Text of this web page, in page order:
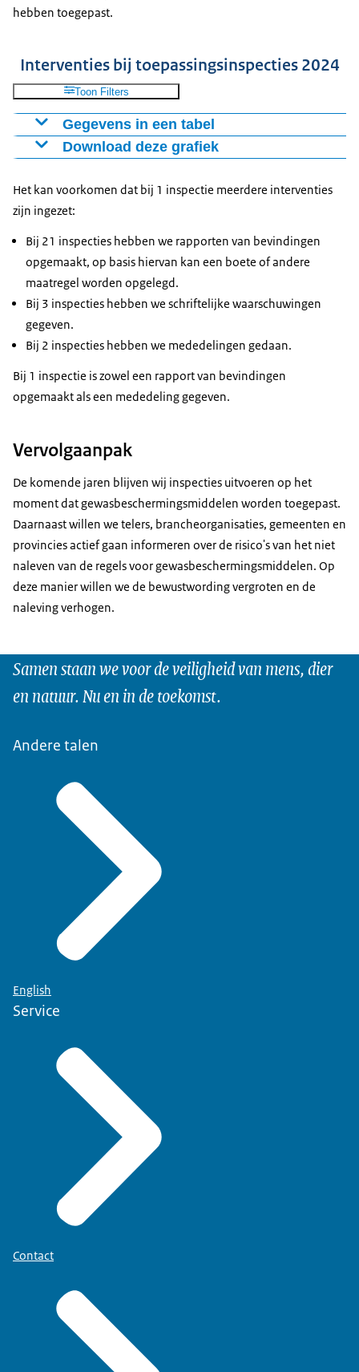
hebben toegepast.
Interventies bij toepassingsinspecties 2024
Toon Filters
Gegevens in een tabel
Niet
Rapport van
Gebruik
10
10
Vakbewijs
6
6
Keuringsplicht 4 3
Zorgplicht
5
Download deze grafiek
Download CSV-bestand
Het kan voorkomen dat bij 1 inspectie meerdere interventies
zijn ingezet:
Bij 21 inspecties hebben we rapporten van bevindingen
opgemaakt, op basis hiervan kan een boete of andere
maatregel worden opgelegd.
Bij 3 inspecties hebben we schriftelijke waarschuwingen
gegeven.
Bij 2 inspecties hebben we mededelingen gedaan.
Bij 1 inspectie is zowel een rapport van bevindingen
opgemaakt als een mededeling gegeven.
Vervolgaanpak
De komende jaren blijven wij inspecties uitvoeren op het
moment dat gewasbeschermingsmiddelen worden toegepast.
Daarnaast willen we telers, brancheorganisaties, gemeenten en
provincies actief gaan informeren over de risico's van het niet
naleven van de regels voor gewasbeschermingsmiddelen. Op
deze manier willen we de bewustwording vergroten en de
naleving verhogen.
Samen staan we voor de veiligheid van mens, dier
en natuur. Nu en in de toekomst.
Andere talen
English
Service
Contact